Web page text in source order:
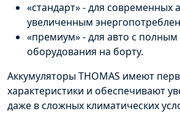
«стандарт» - для современных
увеличенным
«премиум» - для авто с
оборудования на борту.
АккумуляторыTHOMAS имеют
характеристики и обеспечивают
даже в сложных климатических